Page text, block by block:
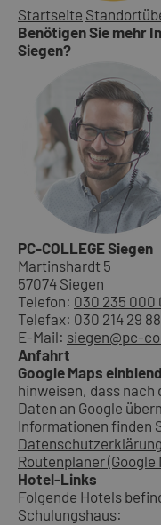
Startseite
Benötigen Sie mehr
Siegen?
PC-COLLEGE Siegen
Martinshardt 5
57074 Siegen
Telefon: 030 235 000
Telefax: 030 214 29 88
E-Mail: siegen@pc-
Anfahrt
Google Maps
hinweisen, dass nach
Daten an Google
Informationen finden
Datenschutzerklärung
Routenplaner (Google
Hotel-Links
Folgende Hotels
Schulungshaus: